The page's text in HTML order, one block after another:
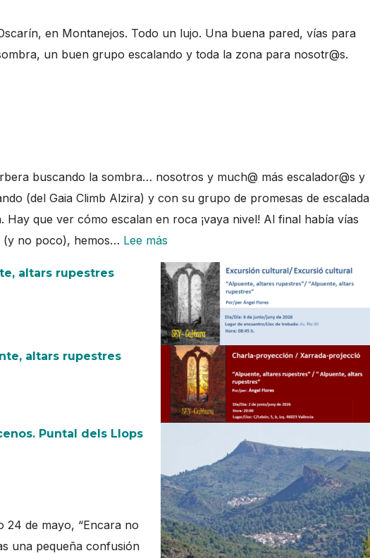
en Montanejos. Todo un lujo. Una buena pared, vías para
un buen grupo escalando y toda la zona para nosotr@s.
buscando la sombra… nosotros y much@ más escalador@s y
(del Gaia Climb Alzira) y con su grupo de promesas de escalada
Hay que ver cómo escalan en roca ¡vaya nivel! Al final había vías
(y no poco), hemos… Lee más
Corbera
30
de
mayo
2026
altars rupestres
altars rupestres
Puntal dels Llops
24 de mayo, “Encara no
una pequeña confusión